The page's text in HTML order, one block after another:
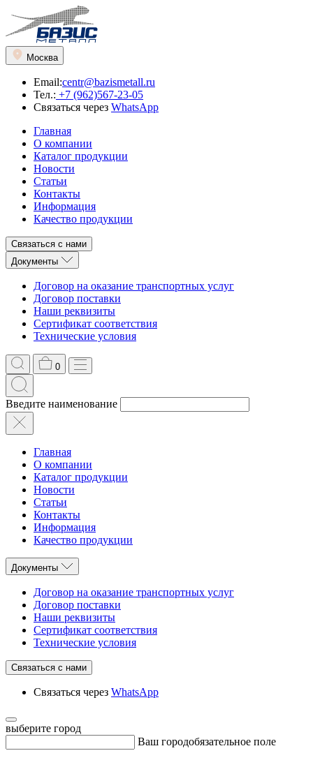
Москва
Email:centr@bazismetall.ru
Тел.: +7 (962)567-23-05
Связаться через WhatsApp
Главная
О компании
Каталог продукции
Новости
Статьи
Контакты
Информация
Качество продукции
Связаться с нами
Документы
Договор на оказание транспортных услуг
Договор поставки
Наши реквизиты
Сертификат соответствия
Технические условия
0
Введите наименование
Главная
О компании
Каталог продукции
Новости
Статьи
Контакты
Информация
Качество продукции
Документы
Договор на оказание транспортных услуг
Договор поставки
Наши реквизиты
Сертификат соответствия
Технические условия
Связаться с нами
Связаться через WhatsApp
выберите город
Ваш городобязательное поле